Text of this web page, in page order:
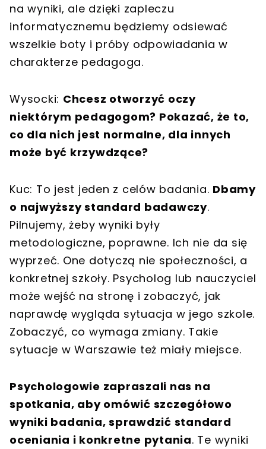
na wyniki, ale dzięki zapleczu
informatycznemu będziemy odsiewać
wszelkie boty i próby odpowiadania w
charakterze pedagoga.
Wysocki: Chcesz otworzyć oczy
niektórym pedagogom? Pokazać, że to,
co dla nich jest normalne, dla innych
może być krzywdzące?
Kuc: To jest jeden z celów badania. Dbamy
o najwyższy standard badawczy.
Pilnujemy, żeby wyniki były
metodologiczne, poprawne. Ich nie da się
wyprzeć. One dotyczą nie społeczności, a
konkretnej szkoły. Psycholog lub nauczyciel
może wejść na stronę i zobaczyć, jak
naprawdę wygląda sytuacja w jego szkole.
Zobaczyć, co wymaga zmiany. Takie
sytuacje w Warszawie też miały miejsce.
Psychologowie zapraszali nas na
spotkania, aby omówić szczegółowo
wyniki badania, sprawdzić standard
oceniania i konkretne pytania. Te wyniki